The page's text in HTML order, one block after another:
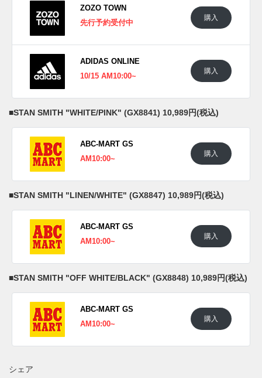
ZOZO TOWN
先行予約受付中
購入
ADIDAS ONLINE
10/15 AM10:00~
購入
■STAN SMITH "WHITE/PINK" (GX8841) 10,989円(税込)
ABC-MART GS
AM10:00~
購入
■STAN SMITH "LINEN/WHITE" (GX8847) 10,989円(税込)
ABC-MART GS
AM10:00~
購入
■STAN SMITH "OFF WHITE/BLACK" (GX8848) 10,989円(税込)
ABC-MART GS
AM10:00~
購入
シェア